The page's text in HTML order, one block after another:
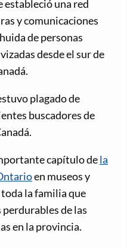
estableció una red
y comunicaciones
de personas
desde el sur de
plagado de
buscadores de
capítulo dela
en museos y
la familia que
de las
en la provincia.